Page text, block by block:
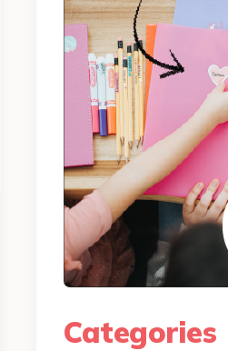
Categories